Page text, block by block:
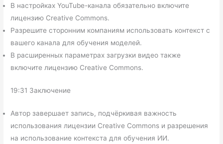
В настройках YouTube-канала обязательно включите
лицензию Creative Commons.
Разрешите сторонним компаниям использовать контекст с
вашего канала для обучения моделей.
В расширенных параметрах загрузки видео также
включите лицензию Creative Commons.
19:31 Заключение
Автор завершает запись, подчёркивая важность
использования лицензии Creative Commons и разрешения
на использование контекста для обучения ИИ.